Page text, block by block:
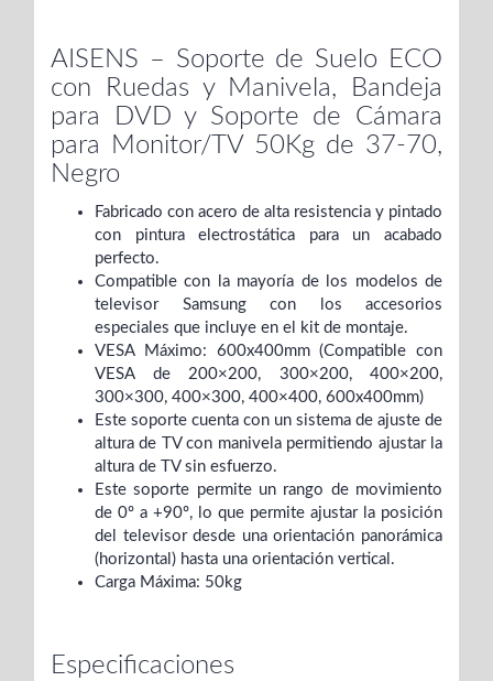
AISENS – Soporte de Suelo ECO
con Ruedas y Manivela, Bandeja
para DVD y Soporte de Cámara
para Monitor/TV 50Kg de 37-70,
Negro
Fabricado con acero de alta resistencia y pintado
con pintura electrostática para un acabado
perfecto.
Compatible con la mayoría de los modelos de
televisor Samsung con los accesorios
especiales que incluye en el kit de montaje.
VESA Máximo: 600x400mm (Compatible con
VESA de 200×200, 300×200, 400×200,
300×300, 400×300, 400×400, 600x400mm)
Este soporte cuenta con un sistema de ajuste de
altura de TV con manivela permitiendo ajustar la
altura de TV sin esfuerzo.
Este soporte permite un rango de movimiento
de 0º a +90º, lo que permite ajustar la posición
del televisor desde una orientación panorámica
(horizontal) hasta una orientación vertical.
Carga Máxima: 50kg
Especificaciones